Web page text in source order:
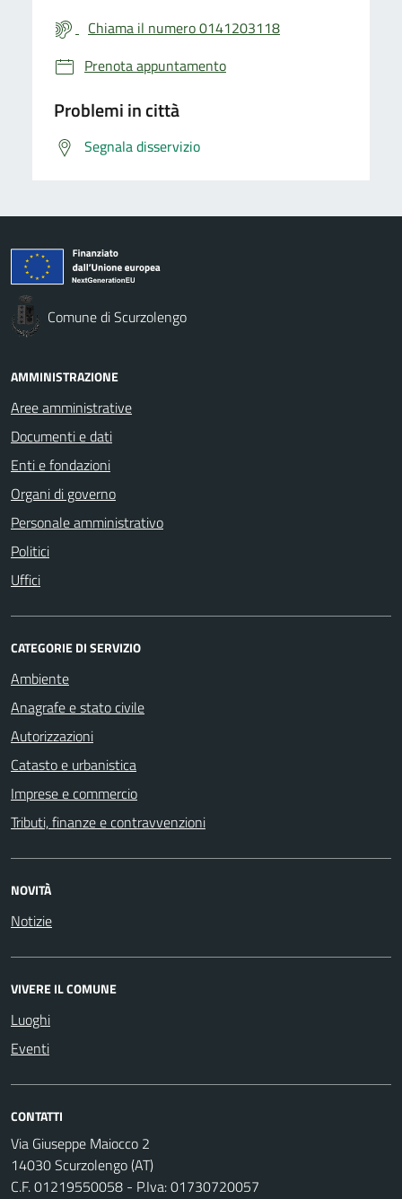
Chiama il numero 0141203118
Prenota appuntamento
Problemi in città
Segnala disservizio
Comune di Scurzolengo
AMMINISTRAZIONE
Aree amministrative
Documenti e dati
Enti e fondazioni
Organi di governo
Personale amministrativo
Politici
Uffici
CATEGORIE DI SERVIZIO
Ambiente
Anagrafe e stato civile
Autorizzazioni
Catasto e urbanistica
Imprese e commercio
Tributi, finanze e contravvenzioni
NOVITÀ
Notizie
VIVERE IL COMUNE
Luoghi
Eventi
CONTATTI
Via Giuseppe Maiocco 2
14030 Scurzolengo (AT)
C.F. 01219550058 - P.Iva: 01730720057